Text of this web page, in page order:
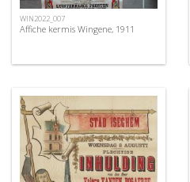
WIN2022_007
Affiche kermis Wingene, 1911